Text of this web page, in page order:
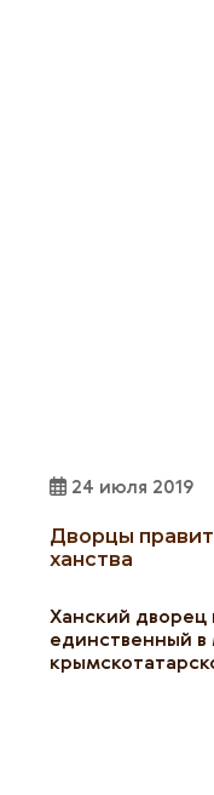
24 июля 2019
Дворцы
ханства
Ханский дворец
единственный